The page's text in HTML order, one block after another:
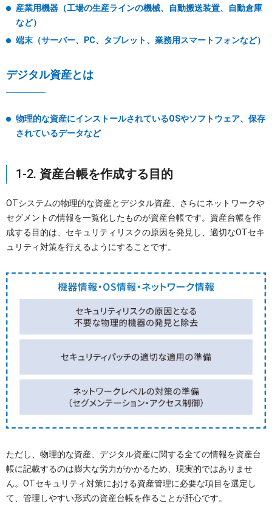
産業用機器（工場の生産ラインの機械、自動搬送装置、自動倉庫
など）
端末（サーバー、PC、タブレット、業務用スマートフォンなど）
デジタル資産とは
物理的な資産にインストールされているOSやソフトウェア、保存
されているデータなど
1-2. 資産台帳を作成する目的
OTシステムの物理的な資産とデジタル資産、さらにネットワークや
セグメントの情報を一覧化したものが資産台帳です。資産台帳を作
成する目的は、セキュリティリスクの原因を発見し、適切なOTセキ
ュリティ対策を行えるようにすることです。
ただし、物理的な資産、デジタル資産に関する全ての情報を資産台
帳に記載するのは膨大な労力がかかるため、現実的ではありませ
ん。OTセキュリティ対策における資産管理に必要な項目を選定し
て、管理しやすい形式の資産台帳を作ることが肝心です。